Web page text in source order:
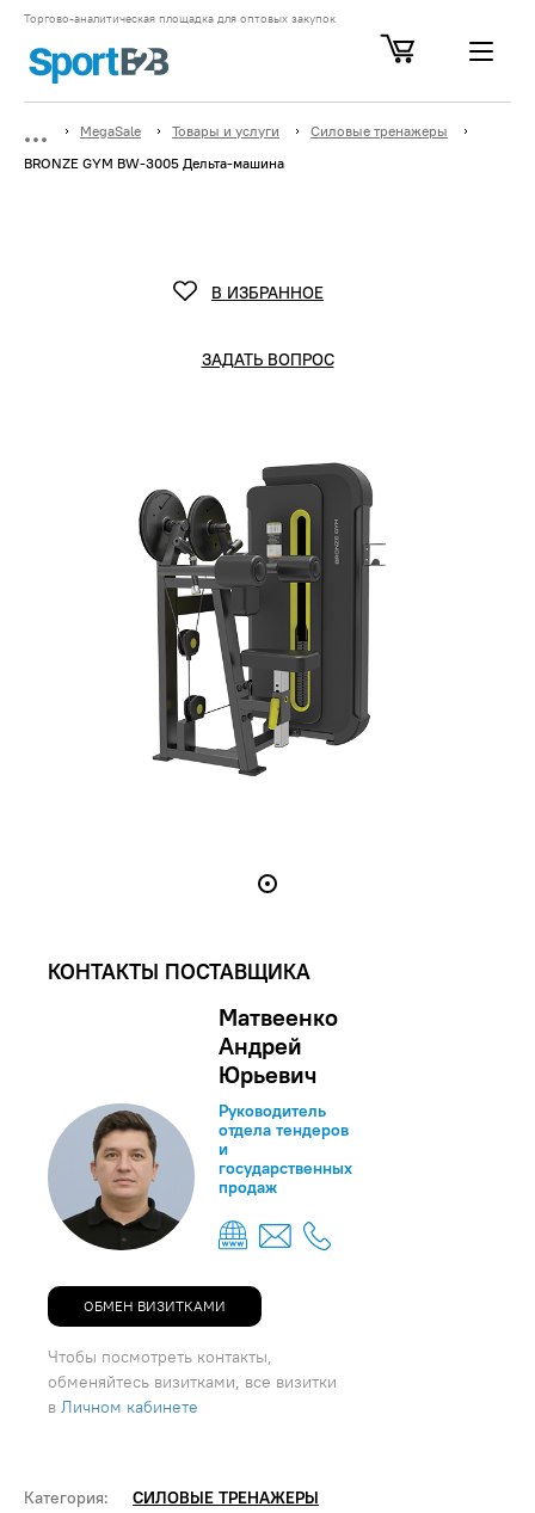
Торгово-аналитическая площадка для оптовых закупок
MegaSale Товары и услуги
Силовые тренажеры
BRONZE GYM BW-3005 Дельта-машина
В ИЗБРАННОЕ
ЗАДАТЬ ВОПРОС
Категория:
СИЛОВЫЕ ТРЕНАЖЕРЫ
КОНТАКТЫ ПОСТАВЩИКА
Матвеенко
Андрей
Юрьевич
Руководитель
отдела тендеров
и
государственных
продаж
ОБМЕН ВИЗИТКАМИ
Чтобы посмотреть контакты,
обменяйтесь визитками, все визитки
в Личном кабинете